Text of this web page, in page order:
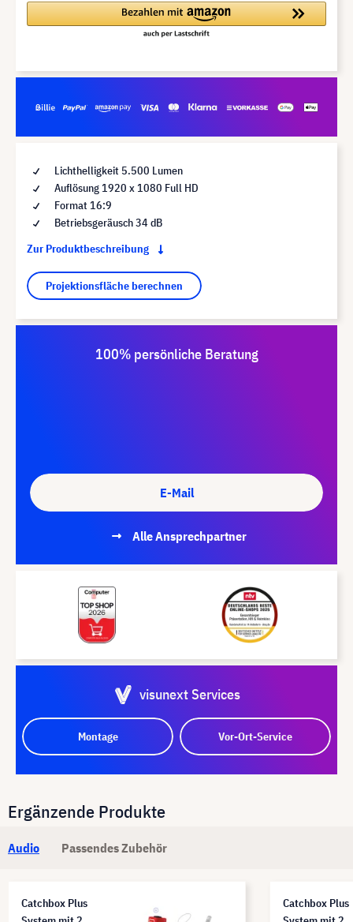
Lichthelligkeit 5.500 Lumen
Auflösung 1920 x 1080 Full HD
Format 16:9
Betriebsgeräusch 34 dB
Zur Produktbeschreibung
Projektionsfläche berechnen
100% persönliche Beratung
E-Mail
Alle Ansprechpartner
visunext Services
Montage Vor-Ort-Service
Ergänzende Produkte
Audio Passendes Zubehör
Catchbox Plus
Catchbox Plus